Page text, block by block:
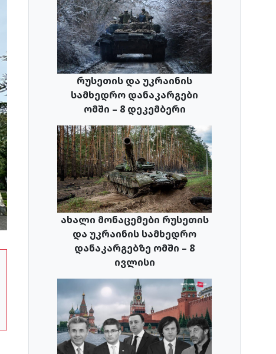
რუსეთის და უკრაინის
სამხედრო დანაკარგები
ომში – 8 დეკემბერი
ახალი მონაცემები რუსეთის
და უკრაინის სამხედრო
დანაკარგებზე ომში – 8
ივლისი